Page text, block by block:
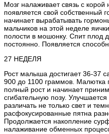
Мозг налаживает связь с корой
появляется свой
начинает вырабатывать
мальчиков на этой неделе
полости в мошонку. Спит плод
постоянно. Появляется
27 НЕДЕЛЯ
Рост малыша достигает 36-37
900 до 1100 граммов. Малютка
полный рост и начинает
сгибательную позу.
различать не только свет и
расфокусированные пятна
Продолжается накопление
налаживание обменных